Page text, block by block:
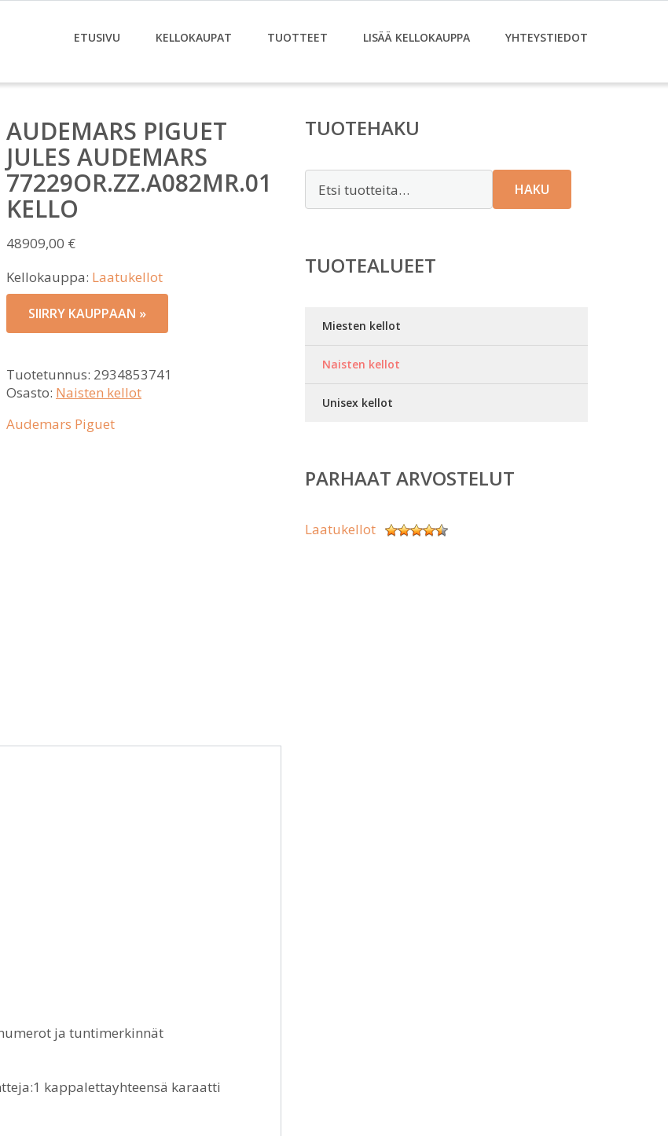
ETUSIVU KELLOKAUPAT TUOTTEET LISÄÄ KELLOKAUPPA YHTEYSTIEDOT
AUDEMARS PIGUET
JULES AUDEMARS
77229OR.ZZ.A082MR.01
KELLO
48909,00 €
Kellokauppa: Laatukellot
SIIRRY KAUPPAAN »
Tuotetunnus: 2934853741
Osasto: Naisten kellot
Audemars Piguet
ja tuntimerkinnät
kappalettayhteensä karaatti
TUOTEHAKU
HAKU
TUOTEALUEET
Miesten kellot
Naisten kellot
Unisex kellot
PARHAAT ARVOSTELUT
Laatukellot